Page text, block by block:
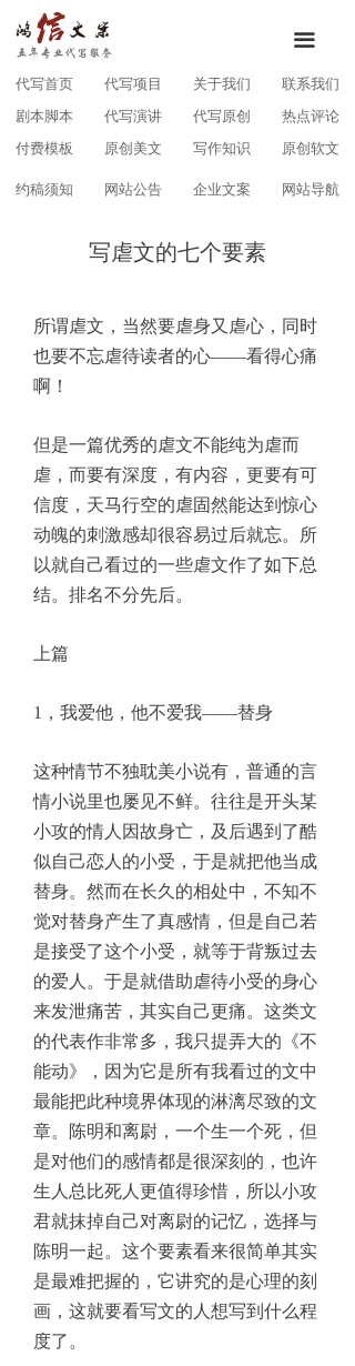
代写首页 代写项目 关于我们 联系我们
付费模板 原创美文 写作知识 原创软文
剧本脚本 代写演讲 代写原创 热点评论
约稿须知 网站公告 企业文案 网站导航
끀
写虐文的七个要素
所谓虐文，当然要虐身又虐心，同时
也要不忘虐待读者的心——看得心痛
啊！
但是一篇优秀的虐文不能纯为虐而
虐，而要有深度，有内容，更要有可
信度，天马行空的虐固然能达到惊心
动魄的刺激感却很容易过后就忘。所
以就自己看过的一些虐文作了如下总
结。排名不分先后。
上篇
1，我爱他，他不爱我——替身
这种情节不独耽美小说有，普通的言
情小说里也屡见不鲜。往往是开头某
小攻的情人因故身亡，及后遇到了酷
似自己恋人的小受，于是就把他当成
替身。然而在长久的相处中，不知不
觉对替身产生了真感情，但是自己若
是接受了这个小受，就等于背叛过去
的爱人。于是就借助虐待小受的身心
来发泄痛苦，其实自己更痛。这类文
的代表作非常多，我只提弄大的《不
能动》，因为它是所有我看过的文中
最能把此种境界体现的淋漓尽致的文
章。陈明和离尉，一个生一个死，但
是对他们的感情都是很深刻的，也许
生人总比死人更值得珍惜，所以小攻
君就抹掉自己对离尉的记忆，选择与
陈明一起。这个要素看来很简单其实
是最难把握的，它讲究的是心理的刻
画，这就要看写文的人想写到什么程
度了。